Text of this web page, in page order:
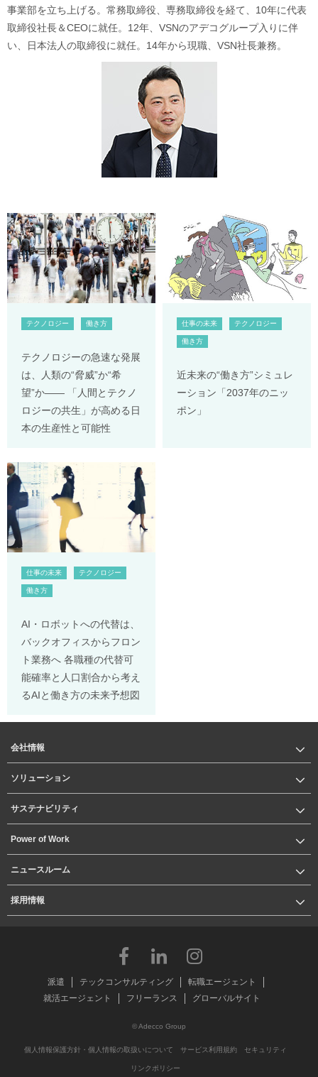
事業部を立ち上げる。常務取締役、専務取締役を経て、10年に代表
取締役社長＆CEOに就任。12年、VSNのアデコグループ入りに伴
い、日本法人の取締役に就任。14年から現職、VSN社長兼務。
テクノロジー 働き方
テクノロジーの急速な発展
は、人類の“脅威”か“希
望”か―― 「人間とテクノ
ロジーの共生」が高める日
本の生産性と可能性
仕事の未来 テクノロジー
働き方
近未来の“働き方”シミュレ
ーション「2037年のニッ
ポン」
仕事の未来 テクノロジー
働き方
AI・ロボットへの代替は、
バックオフィスからフロン
ト業務へ 各職種の代替可
能確率と人口割合から考え
るAIと働き方の未来予想図
会社情報
ソリューション
サステナビリティ
Power of Work
ニュースルーム
採用情報
派遣 テックコンサルティング
転職エージェント
就活エージェント
フリーランス グローバルサイト
© Adecco Group
個人情報保護方針・個人情報の取扱いについて サービス利用規約 セキュリティ
リンクポリシー